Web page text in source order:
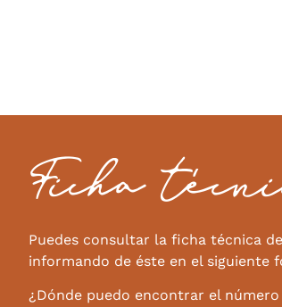
Ficha
Puedes consultar la ficha técnica
informando de éste en el siguiente
¿Dónde puedo encontrar el